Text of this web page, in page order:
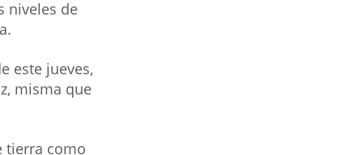
niveles de
este jueves,
misma que
tierra como